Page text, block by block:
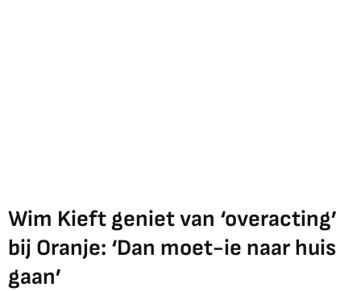
Wim Kieft geniet van ‘overacting’
bij Oranje: ‘Dan moet-ie naar huis
gaan’